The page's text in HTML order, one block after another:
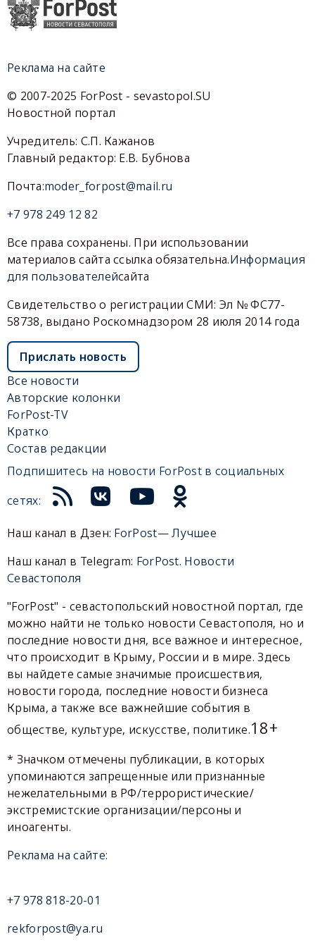
Реклама на сайте
© 2007-2025 ForPost - sevastopol.SU
Новостной портал
Учредитель: С.П. Кажанов
Главный редактор: Е.В. Бубнова
Почта:moder_forpost@mail.ru
+7 978 249 12 82
Все права сохранены. При использовании
материалов сайта ссылка обязательна.Информация
для пользователейсайта
Свидетельство о регистрации СМИ: Эл № ФС77-
58738, выдано Роскомнадзором 28 июля 2014 года
Прислать новость
Все новости
Авторские колонки
ForPost-TV
Кратко
Состав редакции
Подпишитесь на новости ForPost в социальных
сетях:
Наш канал в Дзен: ForPost— Лучшее
Наш канал в Telegram: ForPost. Новости
Севастополя
"ForPost" - севастопольский новостной портал, где
можно найти не только новости Севастополя, но и
последние новости дня, все важное и интересное,
что происходит в Крыму, России и в мире. Здесь
вы найдете самые значимые происшествия,
новости города, последние новости бизнеса
Крыма, а также все важнейшие события в
обществе, культуре, искусстве, политике.18+
* Значком отмечены публикации, в которых
упоминаются запрещенные или признанные
нежелательными в РФ/террористические/
экстремистские организации/персоны и
иноагенты.
Реклама на сайте:
+7 978 818-20-01
rekforpost@ya.ru